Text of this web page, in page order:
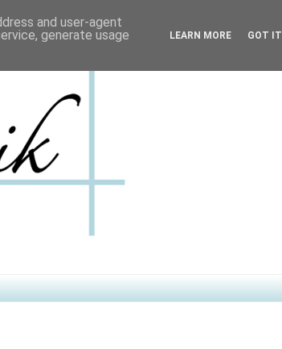
and user-agent
generate usage
LEARN MORE GOT IT